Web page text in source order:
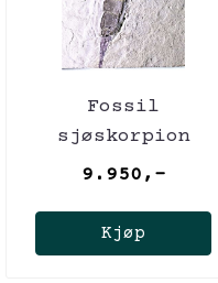
Fossil
sjøskorpion
(Eurypterus
9.950,-
Kjøp